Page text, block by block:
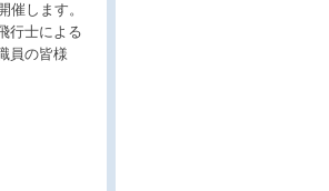
催します。
行士による
員の皆様